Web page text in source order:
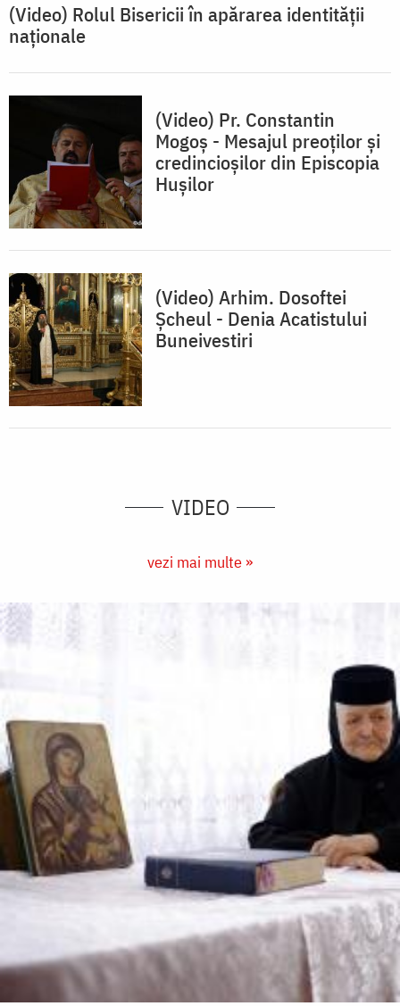
(Video) Rolul Bisericii în apărarea identității
naționale
(Video) Pr. Constantin
Mogoș - Mesajul preoților și
credincioșilor din Episcopia
Hușilor
(Video) Arhim. Dosoftei
Șcheul - Denia Acatistului
Buneivestiri
VIDEO
vezi mai multe »